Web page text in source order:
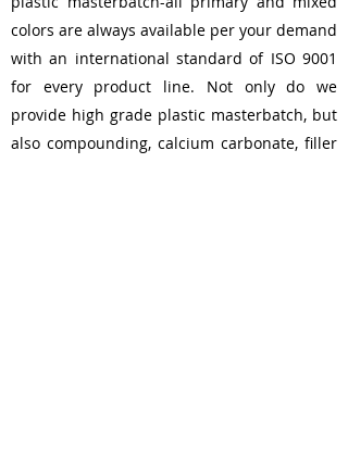
colors are always available per your demand
with an international standard of ISO 9001
for every product line. Not only do we
provide high grade plastic masterbatch, but
also compounding, calcium carbonate, filler